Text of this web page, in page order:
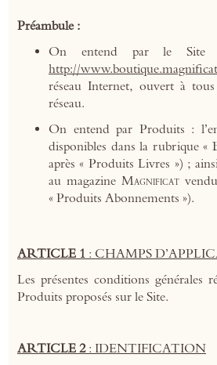
Préambule :
On entend par le
http://
réseau Internet, ouvert à
réseau.
On entend par Produits :
disponibles dans la rubrique «
après « Produits Livres ») ;
au magazine MAGNIFICAT
« Produits Abonnements »).
ARTICLE 1 : CHAMPS
Les présentes conditions générales
Produits proposés sur le Site.
ARTICLE 2: IDENTIFICATION